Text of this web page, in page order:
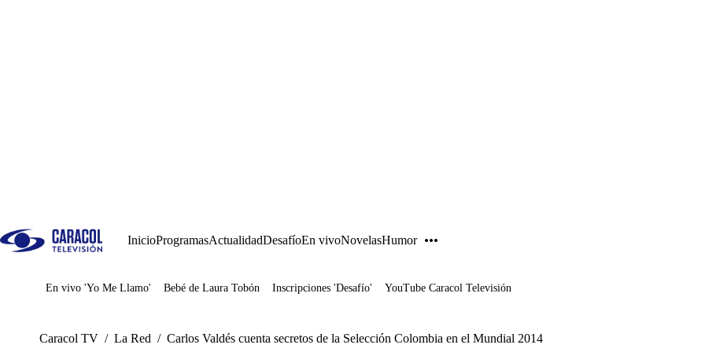
InicioProgramasActualidadDesafíoEn vivoNovelasHumor
Juegos
En vivo 'Yo Me Llamo' Bebé de Laura Tobón Inscripciones 'Desafío' YouTube Caracol Televisión
Caracol TV / La Red / Carlos Valdés cuenta secretos de la Selección Colombia en el Mundial 2014